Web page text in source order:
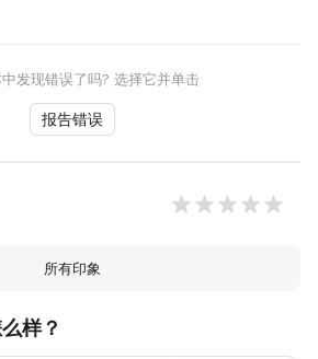
发现错误了吗? 选择它并单击
报告错误
所有印象
样？